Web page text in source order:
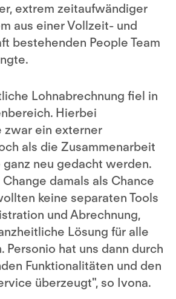
extrem zeitaufwändiger
aus einer Vollzeit- und
bestehenden People Team
Lohnabrechnung fiel in
Hierbei
zwar ein externer
als die Zusammenarbeit
neu gedacht werden.
damals als Chance
keine separaten Tools
und Abrechnung,
Lösung für alle
Personio hat uns dann durch
Funktionalitäten und den
überzeugt", so Ivona.